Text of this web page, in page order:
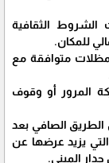
الشروط الثقافية
للمكان.
متوافقة مع
المرور أو وقوف
الصافي بعد
الشوارع التي يزيد عرضها عن